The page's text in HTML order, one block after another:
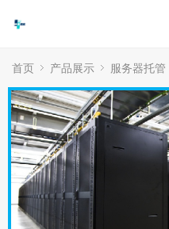
首页 产品展示 服务器托管